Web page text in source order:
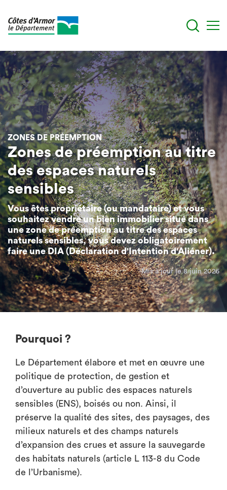
Aller
au
contenu
principal
ZONES DE PRÉEMPTION
Zones de préemption au titre
des espaces naturels
sensibles
Vous êtes propriétaire (ou mandataire) et vous
souhaitez vendre un bien immobilier situé dans
une zone de préemption au titre des espaces
naturels sensibles, vous devez obligatoirement
faire une DIA (Déclaration d'Intention d'Aliéner).
Mis à jour le 8 juin 2026
Pourquoi ?
Le Département élabore et met en œuvre une
politique de protection, de gestion et
d’ouverture au public des espaces naturels
sensibles (ENS), boisés ou non. Ainsi, il
préserve la qualité des sites, des paysages, des
milieux naturels et des champs naturels
d’expansion des crues et assure la sauvegarde
des habitats naturels (article L 113-8 du Code
de l’Urbanisme).